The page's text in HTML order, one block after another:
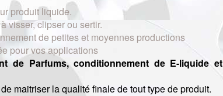
produit liquide.
visser, clipser ou sertir.
de petites et moyennes productions
pour vos applications
de Parfums, conditionnement de E-liquide et
maitriser la qualité finale de tout type de produit.